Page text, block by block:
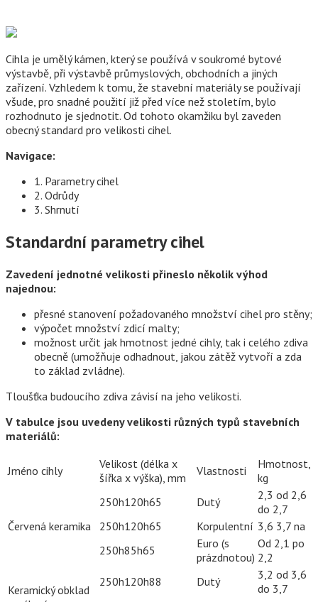
Cihla je umělý kámen, který se používá v soukromé bytové
výstavbě, při výstavbě průmyslových, obchodních a jiných
zařízení. Vzhledem k tomu, že stavební materiály se používají
všude, pro snadné použití již před více než stoletím, bylo
rozhodnuto je sjednotit. Od tohoto okamžiku byl zaveden
obecný standard pro velikosti cihel.
Navigace:
1. Parametry cihel
2. Odrůdy
3. Shrnutí
Standardní parametry cihel
Zavedení jednotné velikosti přineslo několik výhod
najednou:
přesné stanovení požadovaného množství cihel pro stěny;
výpočet množství zdicí malty;
možnost určit jak hmotnost jedné cihly, tak i celého zdiva
obecně (umožňuje odhadnout, jakou zátěž vytvoří a zda
to základ zvládne).
Tloušťka budoucího zdiva závisí na jeho velikosti.
V tabulce jsou uvedeny velikosti různých typů stavebních
materiálů:
Jméno cihly
Velikost (délka x
šířka x výška), mm
Vlastnosti
Hmotnost,
kg
Červená keramika
250h120h65 Dutý
2,3 od 2,6
do 2,7
250h120h65
Korpulentní 3,6 3,7 na
250h85h65
Euro (s
prázdnotou)
Od 2,1 po
2,2
Keramický obklad
250h120h88 Dutý
3,2 od 3,6
do 3,7